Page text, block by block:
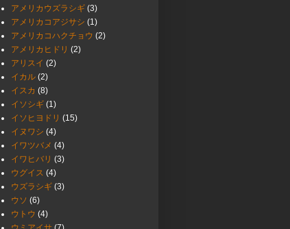
アメリカウズラシギ (3)
アメリカコアジサシ (1)
アメリカコハクチョウ (2)
アメリカヒドリ (2)
アリスイ (2)
イカル (2)
イスカ (8)
イソシギ (1)
イソヒヨドリ (15)
イヌワシ (4)
イワツバメ (4)
イワヒバリ (3)
ウグイス (4)
ウズラシギ (3)
ウソ (6)
ウトウ (4)